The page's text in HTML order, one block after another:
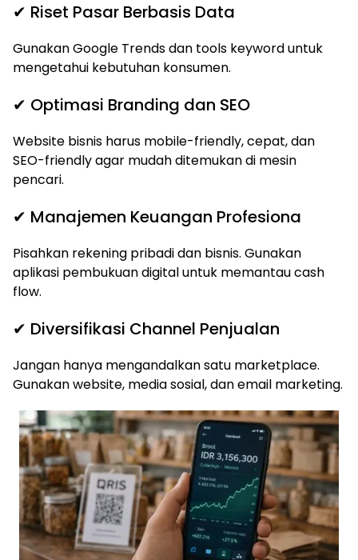
✔ Riset Pasar Berbasis Data
Gunakan Google Trends dan tools keyword untuk
mengetahui kebutuhan konsumen.
✔ Optimasi Branding dan SEO
Website bisnis harus mobile-friendly, cepat, dan
SEO-friendly agar mudah ditemukan di mesin
pencari.
✔ Manajemen Keuangan Profesiona
Pisahkan rekening pribadi dan bisnis. Gunakan
aplikasi pembukuan digital untuk memantau cash
flow.
✔ Diversifikasi Channel Penjualan
Jangan hanya mengandalkan satu marketplace.
Gunakan website, media sosial, dan email marketing.